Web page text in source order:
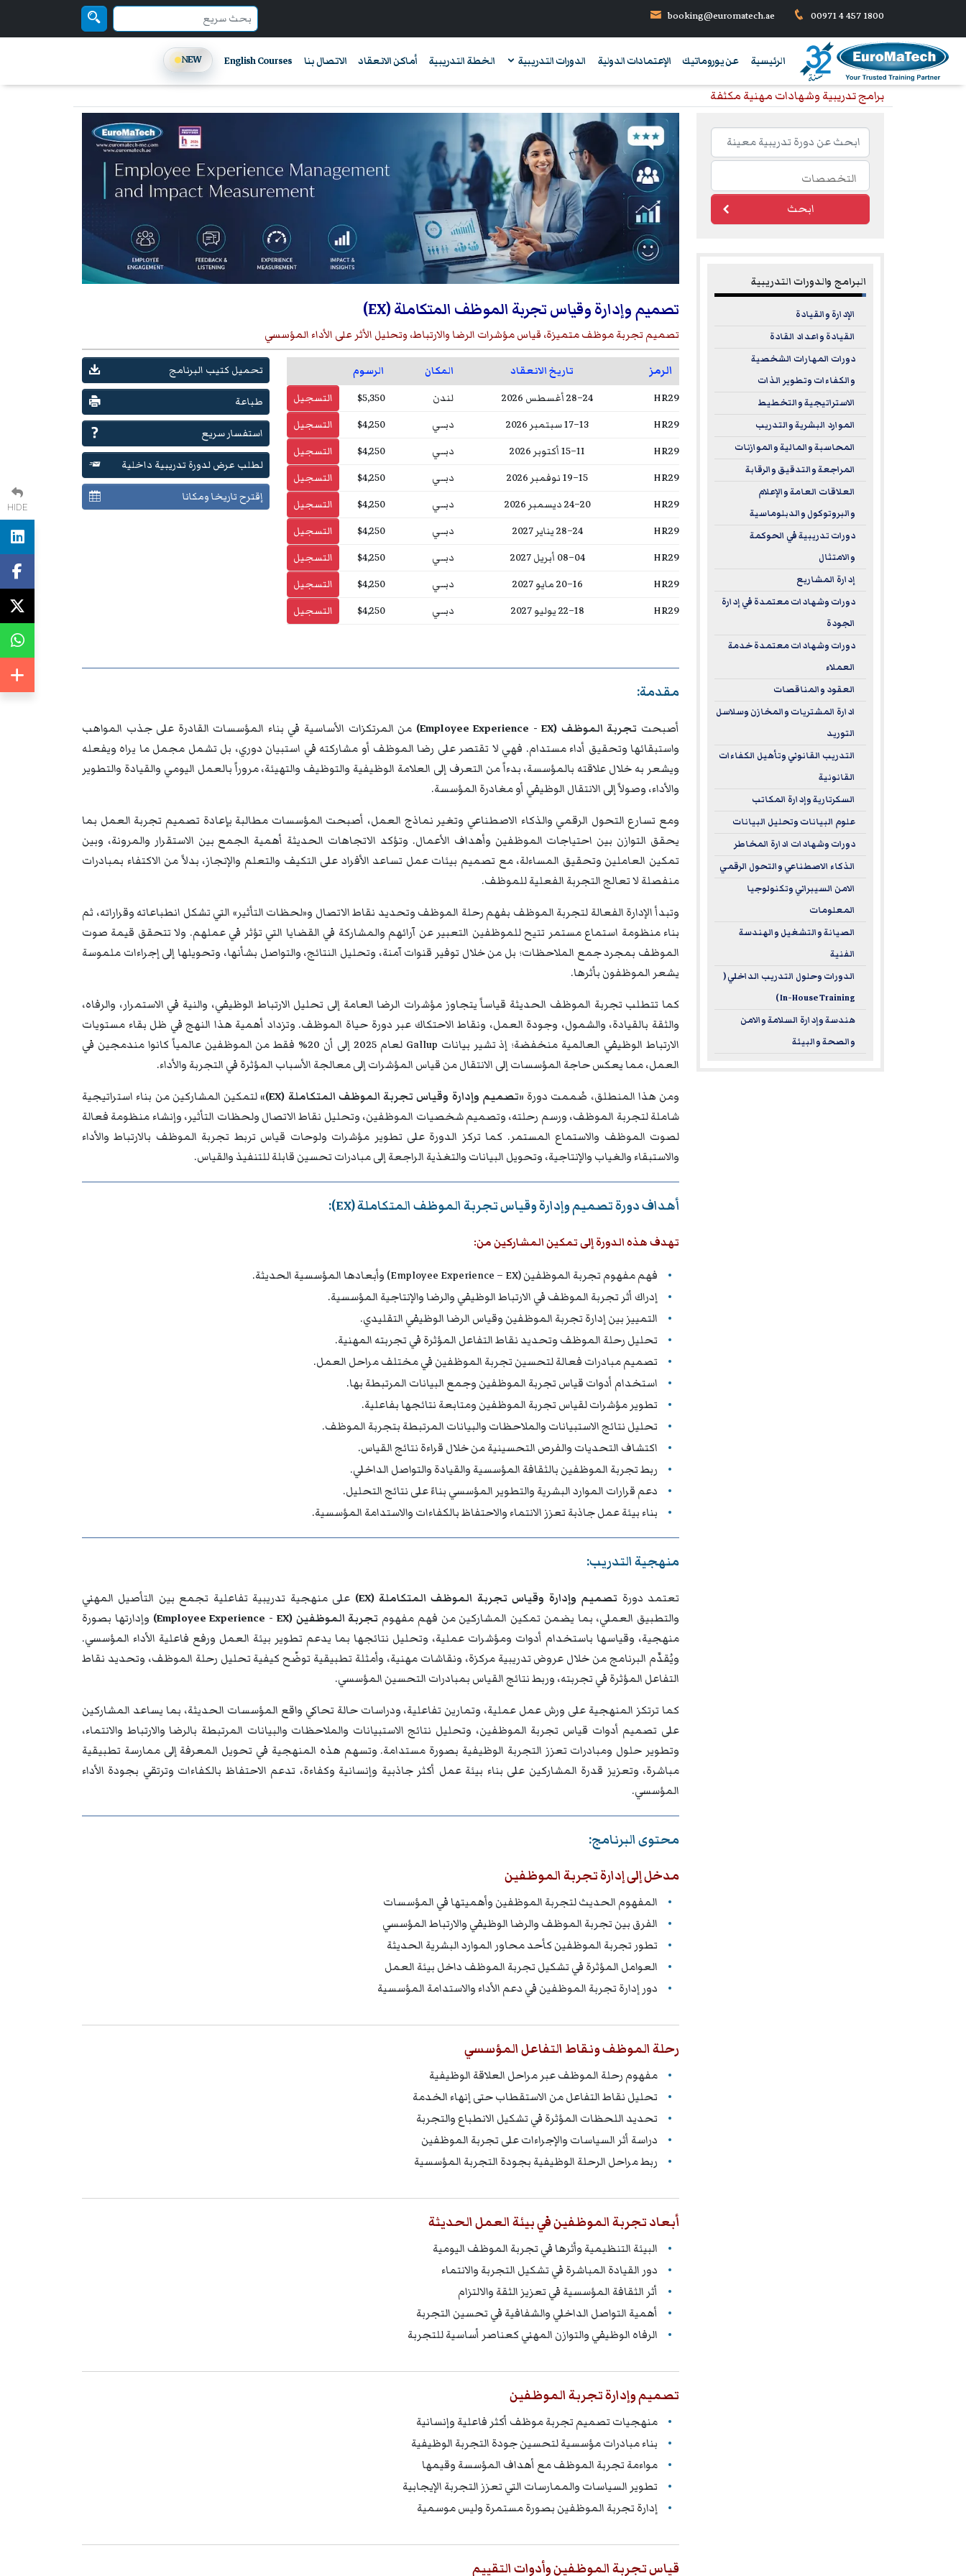
00971 4 457 1800
booking@euromatech.ae
الرئيسية عن يوروماتيك الإعتمادات الدولية الدورات التدريبية الخطة التدريبية أماكن الانعقاد الاتصال بنا English Courses
NEW
برامج تدريبية وشهادات مهنية مكثفة
تصميم وإدارة وقياس تجربة الموظف المتكاملة (EX)
تصميم تجربة موظف متميزة، قياس مؤشرات الرضا والارتباط، وتحليل الأثر على الأداء المؤسسي
الرمز تاريخ الانعقاد المكان الرسوم
HR29 24–28 أغسطس 2026 لندن $5,350 التسجيل
HR29 13–17 سبتمبر 2026 دبــي $4,250 التسجيل
HR29 11–15 أكتوبر 2026 دبــي $4,250 التسجيل
HR29 15–19 نوفمبر 2026 دبــي $4,250 التسجيل
HR29 20–24 ديسمبر 2026 دبــي $4,250 التسجيل
HR29 24–28 يناير 2027 دبــي $4,250 التسجيل
HR29 04–08 أبريل 2027 دبــي $4,250 التسجيل
HR29 16–20 مايو 2027 دبــي $4,250 التسجيل
HR29 18–22 يوليو 2027 دبــي $4,250 التسجيل
تحميل كتيب البرنامج
طباعة
استفسار سريع
لطلب عرض لدورة تدريبية داخلية
إقترح تاريخا ومكانا
مقدمة:
أصبحت تجربة الموظف (Employee Experience - EX)
من المرتكزات الأساسية في بناء المؤسسات القادرة على جذب المواهب
واستبقائها وتحقيق أداء مستدام. فهي لا تقتصر على رضا الموظف أو مشاركته في استبيان دوري، بل تشمل مجمل ما يراه ويفعله
ويشعر به خلال علاقته بالمؤسسة، بدءاً من التعرف إلى العلامة الوظيفية والتوظيف والتهيئة، مروراً بالعمل اليومي والقيادة والتطوير
والأداء، وصولاً إلى الانتقال الوظيفي أو مغادرة المؤسسة.
ومع تسارع التحول الرقمي والذكاء الاصطناعي وتغير نماذج العمل، أصبحت المؤسسات مطالبة بإعادة تصميم تجربة العمل بما
يحقق التوازن بين احتياجات الموظفين وأهداف الأعمال. وتؤكد الاتجاهات الحديثة أهمية الجمع بين الاستقرار والمرونة، وبين
تمكين العاملين وتحقيق المساءلة، مع تصميم بيئات عمل تساعد الأفراد على التكيف والتعلم والإنجاز، بدلاً من الاكتفاء بمبادرات
منفصلة لا تعالج التجربة الفعلية للموظف.
وتبدأ الإدارة الفعالة لتجربة الموظف بفهم رحلة الموظف وتحديد نقاط الاتصال و«لحظات التأثير» التي تشكل انطباعاته وقراراته، ثم
بناء منظومة استماع مستمر تتيح للموظفين التعبير عن آرائهم والمشاركة في القضايا التي تؤثر في عملهم. ولا تتحقق قيمة صوت
الموظف بمجرد جمع الملاحظات؛ بل من خلال توفير قنوات آمنة، وتحليل النتائج، والتواصل بشأنها، وتحويلها إلى إجراءات ملموسة
يشعر الموظفون بأثرها.
كما تتطلب تجربة الموظف الحديثة قياساً يتجاوز مؤشرات الرضا العامة إلى تحليل الارتباط الوظيفي، والنية في الاستمرار، والرفاه،
والثقة بالقيادة، والشمول، وجودة العمل، ونقاط الاحتكاك عبر دورة حياة الموظف. وتزداد أهمية هذا النهج في ظل بقاء مستويات
الارتباط الوظيفي العالمية منخفضة؛ إذ تشير بيانات Gallup لعام 2025 إلى أن 20% فقط من الموظفين عالمياً كانوا مندمجين في
العمل، مما يعكس حاجة المؤسسات إلى الانتقال من قياس المؤشرات إلى معالجة الأسباب المؤثرة في التجربة والأداء.
ومن هذا المنطلق، صُممت دورة «تصميم وإدارة وقياس تجربة الموظف المتكاملة (EX)»
لتمكين المشاركين من بناء استراتيجية
شاملة لتجربة الموظف، ورسم رحلته، وتصميم شخصيات الموظفين، وتحليل نقاط الاتصال ولحظات التأثير، وإنشاء منظومة فعالة
لصوت الموظف والاستماع المستمر. كما تركز الدورة على تطوير مؤشرات ولوحات قياس تربط تجربة الموظف بالارتباط والأداء
والاستبقاء والغياب والإنتاجية، وتحويل البيانات والتغذية الراجعة إلى مبادرات تحسين قابلة للتنفيذ والقياس.
أهداف دورة تصميم وإدارة وقياس تجربة الموظف المتكاملة (EX):
تهدف هذه الدورة إلى تمكين المشاركين من:
فهم مفهوم تجربة الموظفين (Employee Experience – EX) وأبعادها المؤسسية الحديثة.
إدراك أثر تجربة الموظف في الارتباط الوظيفي والرضا والإنتاجية المؤسسية.
التمييز بين إدارة تجربة الموظفين وقياس الرضا الوظيفي التقليدي.
تحليل رحلة الموظف وتحديد نقاط التفاعل المؤثرة في تجربته المهنية.
تصميم مبادرات فعالة لتحسين تجربة الموظفين في مختلف مراحل العمل.
استخدام أدوات قياس تجربة الموظفين وجمع البيانات المرتبطة بها.
تطوير مؤشرات لقياس تجربة الموظفين ومتابعة نتائجها بفاعلية.
تحليل نتائج الاستبيانات والملاحظات والبيانات المرتبطة بتجربة الموظف.
اكتشاف التحديات والفرص التحسينية من خلال قراءة نتائج القياس.
ربط تجربة الموظفين بالثقافة المؤسسية والقيادة والتواصل الداخلي.
دعم قرارات الموارد البشرية والتطوير المؤسسي بناءً على نتائج التحليل.
بناء بيئة عمل جاذبة تعزز الانتماء والاحتفاظ بالكفاءات والاستدامة المؤسسية.
منهجية التدريب:
تعتمد دورة تصميم وإدارة وقياس تجربة الموظف المتكاملة (EX)
على منهجية تدريبية تفاعلية تجمع بين التأصيل المهني
والتطبيق العملي، بما يضمن تمكين المشاركين من فهم مفهوم تجربة الموظفين (Employee Experience - EX)
وإدارتها بصورة
منهجية، وقياسها باستخدام أدوات ومؤشرات عملية، وتحليل نتائجها بما يدعم تطوير بيئة العمل ورفع فاعلية الأداء المؤسسي.
ويُقدَّم البرنامج من خلال عروض تدريبية مركزة، ونقاشات مهنية، وأمثلة تطبيقية توضّح كيفية تحليل رحلة الموظف، وتحديد نقاط
التفاعل المؤثرة في تجربته، وربط نتائج القياس بمبادرات التحسين المؤسسي.
كما ترتكز المنهجية على ورش عمل عملية، وتمارين تفاعلية، ودراسات حالة تحاكي واقع المؤسسات الحديثة، بما يساعد المشاركين
على تصميم أدوات قياس تجربة الموظفين، وتحليل نتائج الاستبيانات والملاحظات والبيانات المرتبطة بالرضا والارتباط والانتماء،
وتطوير حلول ومبادرات تعزز التجربة الوظيفية بصورة مستدامة. وتسهم هذه المنهجية في تحويل المعرفة إلى ممارسة تطبيقية
مباشرة، وتعزيز قدرة المشاركين على بناء بيئة عمل أكثر جاذبية وإنسانية وكفاءة، تدعم الاحتفاظ بالكفاءات وترتقي بجودة الأداء
المؤسسي.
محتوى البرنامج:
مدخل إلى إدارة تجربة الموظفين
المفهوم الحديث لتجربة الموظفين وأهميتها في المؤسسات
الفرق بين تجربة الموظف والرضا الوظيفي والارتباط المؤسسي
تطور تجربة الموظفين كأحد محاور الموارد البشرية الحديثة
العوامل المؤثرة في تشكيل تجربة الموظف داخل بيئة العمل
دور إدارة تجربة الموظفين في دعم الأداء والاستدامة المؤسسية
رحلة الموظف ونقاط التفاعل المؤسسي
مفهوم رحلة الموظف عبر مراحل العلاقة الوظيفية
تحليل نقاط التفاعل من الاستقطاب حتى إنهاء الخدمة
تحديد اللحظات المؤثرة في تشكيل الانطباع والتجربة
دراسة أثر السياسات والإجراءات على تجربة الموظفين
ربط مراحل الرحلة الوظيفية بجودة التجربة المؤسسية
أبعاد تجربة الموظفين في بيئة العمل الحديثة
البيئة التنظيمية وأثرها في تجربة الموظف اليومية
دور القيادة المباشرة في تشكيل التجربة والانتماء
أثر الثقافة المؤسسية في تعزيز الثقة والالتزام
أهمية التواصل الداخلي والشفافية في تحسين التجربة
الرفاه الوظيفي والتوازن المهني كعناصر أساسية للتجربة
تصميم وإدارة تجربة الموظفين
منهجيات تصميم تجربة موظف أكثر فاعلية وإنسانية
بناء مبادرات مؤسسية لتحسين جودة التجربة الوظيفية
مواءمة تجربة الموظف مع أهداف المؤسسة وقيمها
تطوير السياسات والممارسات التي تعزز التجربة الإيجابية
إدارة تجربة الموظفين بصورة مستمرة وليس موسمية
قياس تجربة الموظفين وأدوات التقييم
ابحث
البرامج والدورات التدريبية
الإدارة والقيادة
القيادة واعداد القادة
دورات المهارات الشخصية
والكفاءات وتطوير الذات
الاستراتيجية والتخطيط
الموارد البشرية والتدريب
المحاسبة والمالية والموازنات
المراجعة والتدقيق والرقابة
العلاقات العامة والإعلام
والبروتوكول والدبلوماسية
دورات تدريبية في الحوكمة
والامتثال
إدارة المشاريع
دورات وشهادات معتمدة في إدارة
الجودة
دورات وشهادات معتمدة خدمة
العملاء
العقود والمناقصات
ادارة المشتريات والمخازن وسلاسل
التوريد
التدريب القانوني وتأهيل الكفاءات
القانونية
السكرتارية وإدارة المكاتب
علوم البيانات وتحليل البيانات
دورات وشهادات ادارة المخاطر
الذكاء الاصطناعي والتحول الرقمي
الامن السيبراني وتكنولوجيا
المعلومات
الصيانة والتشغيل والهندسة
الفنية
الدورات وحلول التدريب الداخلي (
In-House Training )
هندسة وإدارة السلامة والامن
والصحة والبيئة
HIDE